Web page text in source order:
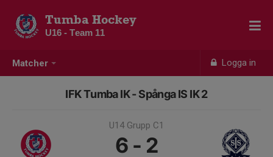
Matcher Logga in
Tumba Hockey
U16 - Team 11
IFK Tumba IK - Spånga IS IK 2
U14 Grupp C1
6 - 2